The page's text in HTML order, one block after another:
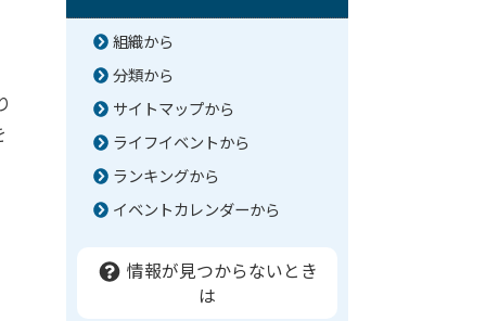
組織から
分類から
サイトマップから
ライフイベントから
ランキングから
イベントカレンダーから
情報が見つからないとき
は